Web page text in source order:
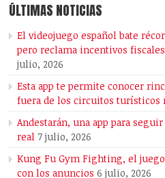
ÚLTIMAS NOTICIAS
El videojuego español bate
pero reclama incentivos
julio, 2026
Esta app te permite conocer
fuera de los circuitos turísticos
Andestarán, una app para
real 7 julio, 2026
Kung Fu Gym Fighting, el
con los anuncios 6 julio, 2026